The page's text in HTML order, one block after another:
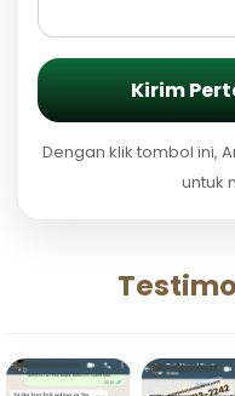
Kirim
Dengan klik tombol ini,
untuk